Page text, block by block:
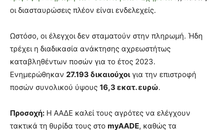
οι διασταυρώσεις πλέον είναι ενδελεχείς.
Ωστόσο, οι έλεγχοι δεν σταματούν στην πληρωμή. Ήδη
τρέχει η διαδικασία ανάκτησης αχρεωστήτως
καταβληθέντων ποσών για το έτος 2023.
Ενημερώθηκαν 27.193 δικαιούχοι για την επιστροφή
ποσών συνολικού ύψους 16,3 εκατ. ευρώ.
Προσοχή: Η ΑΑΔΕ καλεί τους αγρότες να ελέγχουν
τακτικά τη θυρίδα τους στο myAADE, καθώς τα